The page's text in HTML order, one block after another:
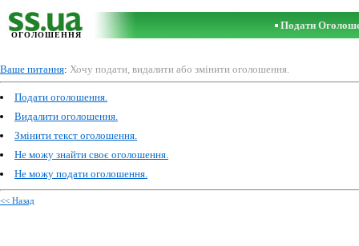
ОГОЛОШЕННЯ
Подати
Ваше питання: Хочу подати, видалити або змінити оголошення.
Подати оголошення.
Видалити оголошення.
Змінити текст оголошення.
Не можу знайти своє оголошення.
Не можу подати оголошення.
<< Назад